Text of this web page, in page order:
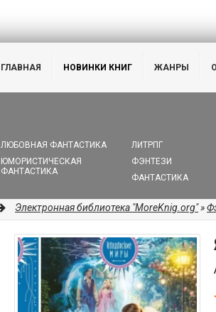
ГЛАВНАЯ НОВИНКИ КНИГ ЖАНРЫ
ЛЮБОВНАЯ ФАНТАСТИКА
ЮМОРИСТИЧЕСКАЯ
ФАНТАСТИКА
ЛИТРПГ
ФЭНТЕЗИ
ФАНТАСТИКА
Электронная библиотека "MoreKnig.org"»